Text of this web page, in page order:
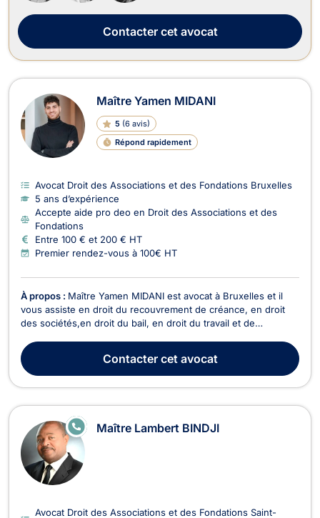
Contactercet avocat
Maître Yamen MIDANI
5 (6 avis)
Répond rapidement
Avocat Droit des Associations et des Fondations Bruxelles
5 ans d’expérience
Accepte aide pro deo en Droit des Associations et des
Fondations
Entre 100 € et 200 € HT
Premier rendez-vous à 100€ HT
À propos : Maître Yamen MIDANI est avocat à Bruxelles et il
vous assiste en droit du recouvrement de créance, en droit
des sociétés,en droit du bail, en droit du travail et de
et de la concurrence. Il peut vous recevoir ou vous conseiller
en appel/visioconférence. Pour ce...
Contactercet avocat
Maître Lambert BINDJI
E
N
LI
N
E
Avocat Droit des Associations et des Fondations Saint-